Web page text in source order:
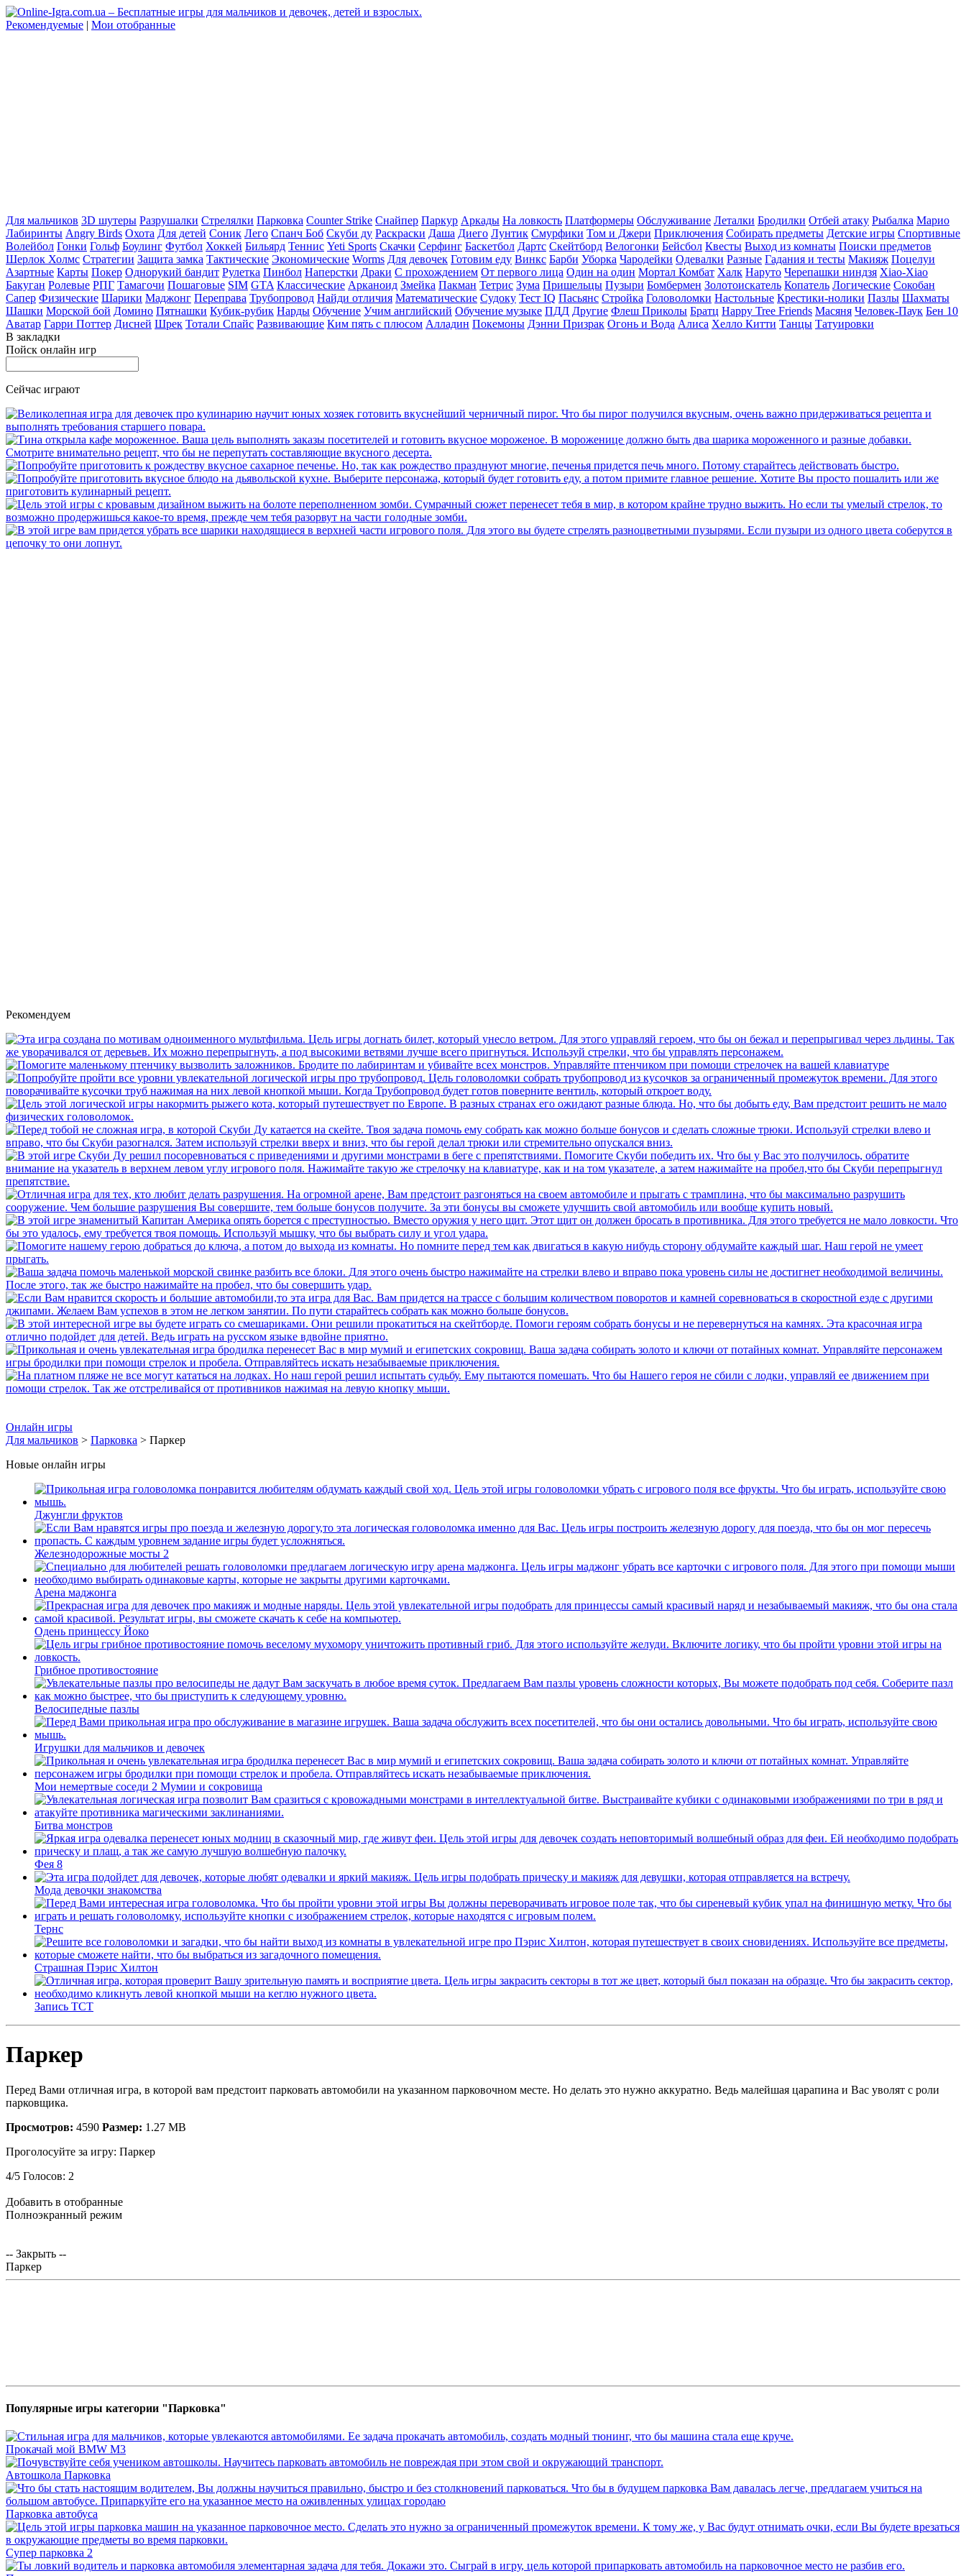
Рекомендуемые | Мои отобранные
Для мальчиков 3D шутеры Разрушалки Стрелялки Парковка Counter Strike Снайпер Паркур Аркады На ловкость Платформеры Обслуживание Леталки Бродилки Отбей атаку Рыбалка Марио
Лабиринты Angry Birds Охота Для детей Соник Лего Спанч Боб Скуби ду Раскраски Даша Диего Лунтик Смурфики Том и Джери Приключения Собирать предметы Детские игры Спортивные
Волейбол Гонки Гольф Боулинг Футбол Хоккей Бильярд Теннис Yeti Sports Скачки Серфинг Баскетбол Дартс Скейтборд Велогонки Бейсбол Квесты Выход из комнаты Поиски предметов
Шерлок Холмс Стратегии Защита замка Тактические Экономические Worms Для девочек Готовим еду Винкс Барби Уборка Чародейки Одевалки Разные Гадания и тесты Макияж Поцелуи
Азартные Карты Покер Однорукий бандит Рулетка Пинбол Наперстки Драки С прохождением От первого лица Один на один Мортал Комбат Халк Наруто Черепашки ниндзя Xiao-Xiao
Бакуган Ролевые РПГ Тамагочи Пошаговые SIM GTA Классические Арканоид Змейка Пакман Тетрис Зума Пришельцы Пузыри Бомбермен Золотоискатель Копатель Логические Сокобан
Сапер Физические Шарики Маджонг Переправа Трубопровод Найди отличия Математические Судоку Тест IQ Пасьянс Стройка Головоломки Настольные Крестики-нолики Пазлы Шахматы
Шашки Морской бой Домино Пятнашки Кубик-рубик Нарды Обучение Учим английский Обучение музыке ПДД Другие Флеш Приколы Братц Happy Tree Friends Масяня Человек-Паук Бен 10
Аватар Гарри Поттер Дисней Шрек Тотали Спайс Развивающие Ким пять с плюсом Алладин Покемоны Дэнни Призрак Огонь и Вода Алиса Хелло Китти Танцы Татуировки
В закладки
Пойск онлайн игр
Сейчас играют
Рекомендуем
Онлайн игры
Для мальчиков > Парковка > Паркер
Новые онлайн игры
Джунгли фруктов
Железнодорожные мосты 2
Арена маджонга
Одень принцессу Йоко
Грибное противостояние
Велосипедные пазлы
Игрушки для мальчиков и девочек
Мои немертвые соседи 2 Мумии и сокровища
Битва монстров
Фея 8
Мода девочки знакомства
Тернс
Страшная Пэрис Хилтон
Запись ТСТ
Паркер
Перед Вами отличная игра, в которой вам предстоит парковать автомобили на указанном парковочном месте. Но делать это нужно аккуратно. Ведь малейшая царапина и Вас уволят с роли
парковщика.
Просмотров: 4590 Размер: 1.27 MB
Проголосуйте за игру: Паркер
4/5 Голосов: 2
Добавить в отобранные
Полноэкранный режим
-- Закрыть --
Паркер
Популярные игры категории "Парковка"
Прокачай мой BMW M3
Автошкола Парковка
Парковка автобуса
Супер парковка 2